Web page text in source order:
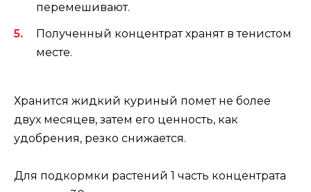
перемешивают.
Полученный концентрат хранят в тенистом
месте.
Хранится жидкий куриный помет не более
двух месяцев, затем его ценность, как
удобрения, резко снижается.
Для подкормки растений 1 часть концентрата